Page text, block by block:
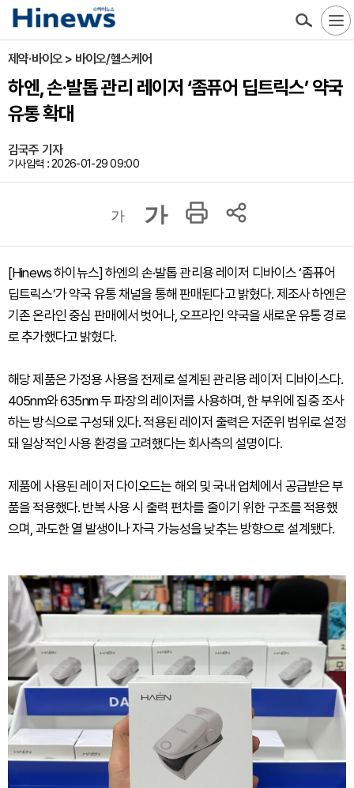
제약·바이오 > 바이오/헬스케어
하엔, 손·발톱 관리 레이저 ‘좀퓨어 딥트릭스’ 약국
유통 확대
김국주 기자
기사입력 : 2026-01-29 09:00
가 가
[Hinews 하이뉴스] 하엔의 손·발톱 관리용 레이저 디바이스 ‘좀퓨어
딥트릭스’가 약국 유통 채널을 통해 판매된다고 밝혔다. 제조사 하엔은
기존 온라인 중심 판매에서 벗어나, 오프라인 약국을 새로운 유통 경로
로 추가했다고 밝혔다.
해당 제품은 가정용 사용을 전제로 설계된 관리용 레이저 디바이스다.
405nm와 635nm 두 파장의 레이저를 사용하며, 한 부위에 집중 조사
하는 방식으로 구성돼 있다. 적용된 레이저 출력은 저준위 범위로 설정
돼 일상적인 사용 환경을 고려했다는 회사측의 설명이다.
제품에 사용된 레이저 다이오드는 해외 및 국내 업체에서 공급받은 부
품을 적용했다. 반복 사용 시 출력 편차를 줄이기 위한 구조를 적용했
으며, 과도한 열 발생이나 자극 가능성을 낮추는 방향으로 설계됐다.